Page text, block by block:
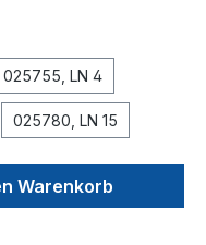
025755, LN 4
025780, LN 15
Warenkorb